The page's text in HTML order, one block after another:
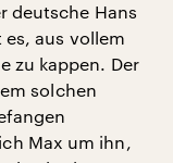
deutsche Hans
aus vollem
zu kappen. Der
solchen
Max um ihn,